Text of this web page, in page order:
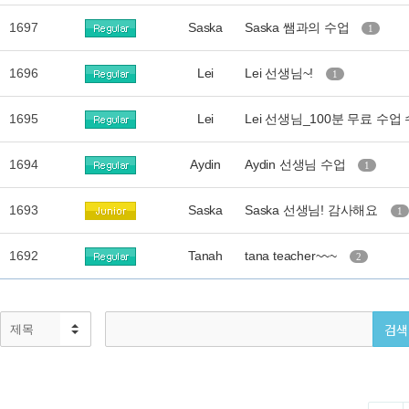
1697 Saska Saska 쌤과의 수업 1
1696 Lei Lei 선생님~! 1
1695 Lei Lei 선생님_100분 무료 수업
1694 Aydin Aydin 선생님 수업 1
1693 Saska Saska 선생님! 감사해요 1
1692 Tanah tana teacher~~~ 2